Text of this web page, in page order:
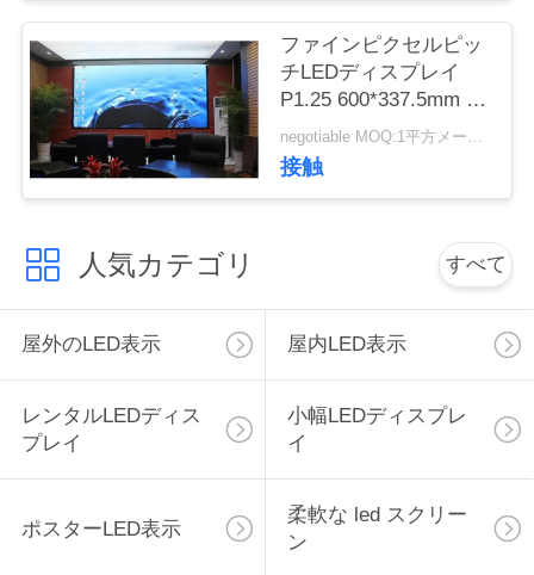
絡
く
だ
さ
い
ュ
ー
ス
引
ファインピクセルピッ
チLEDディスプレイ
P1.25 600*337.5mm 家
庭用シアター用 鋳型ア
ルミキャビネットサイ
ズ
negotiable MOQ:1平方メートル
接触
人気カテゴリ すべて
屋外のLED表示 屋内LED表示
レンタルLEDディス
プレイ
小幅LEDディスプレ
イ
ポスターLED表示
柔軟な led スクリー
ン